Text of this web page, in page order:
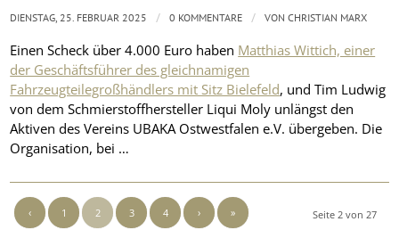
Einen Scheck über 4.000 Euro haben Matthias Wittich, einer
der Geschäftsführer des gleichnamigen
Fahrzeugteilegroßhändlers mit Sitz Bielefeld, und Tim Ludwig
von dem Schmierstoffhersteller Liqui Moly unlängst den
Aktiven des Vereins UBAKA Ostwestfalen e.V. übergeben. Die
Organisation, bei …
DIENSTAG, 25. FEBRUAR 2025 / 0 KOMMENTARE / VONCHRISTIAN MARX
Seite 2 von 27
‹ 1 2 3 4 › »